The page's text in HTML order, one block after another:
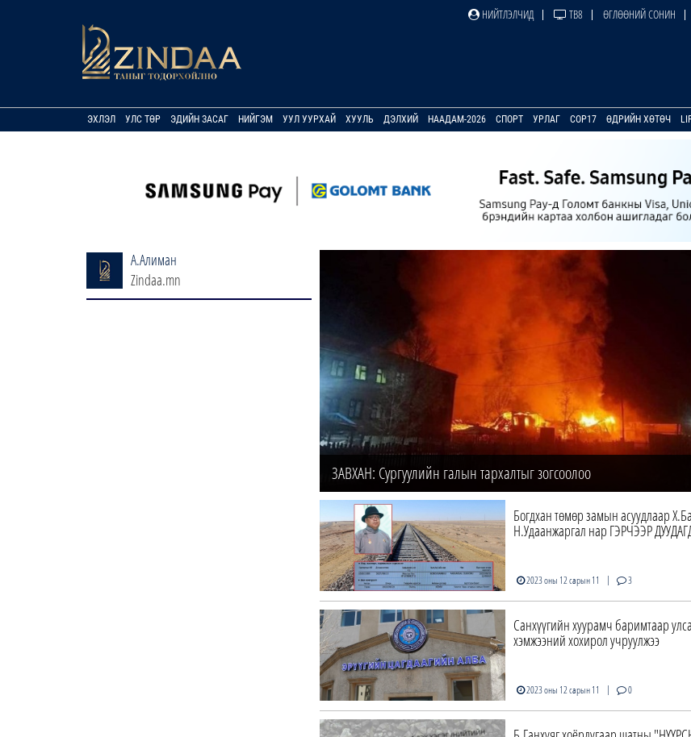
НИЙТЛЭЛЧИД ТВ8 ӨГЛӨӨНИЙ СОНИН
ЭХЛЭЛ УЛС ТӨР ЭДИЙН ЗАСАГ НИЙГЭМ УУЛ УУРХАЙ ХУУЛЬ ДЭЛХИЙ НААДАМ-2026 СПОРТ УРЛАГ COP17 ӨДРИЙН ХӨТӨЧ
А.Алиман
Zindaa.mn
ЗАВХАН: Сургуулийн галын тархалтыг зогсоолоо
Богдхан төмөр замын асуудлаар
Н.Удаанжаргал нар ГЭРЧЭЭР
2023 оны 12 сарын 11 | 3
Санхүүгийн хуурамч баримтаар
хэмжээний хохирол учруулжээ
2023 оны 12 сарын 11 | 0